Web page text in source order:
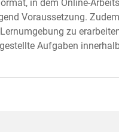
in dem Online-
Voraussetzung.
zu
Aufgaben